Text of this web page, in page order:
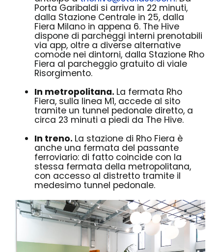
Porta Garibaldi si arriva in 22 minuti,
dalla Stazione Centrale in 25, dalla
Fiera Milano in appena 6. The Hive
dispone di parcheggi interni prenotabili
via app, oltre a diverse alternative
comode nei dintorni, dalla Stazione Rho
Fiera al parcheggio gratuito di viale
Risorgimento.
In metropolitana. La fermata Rho
Fiera, sulla linea M1, accede al sito
tramite un tunnel pedonale diretto, a
circa 23 minuti a piedi da The Hive.
In treno. La stazione di Rho Fiera è
anche una fermata del passante
ferroviario: di fatto coincide con la
stessa fermata della metropolitana,
con accesso al distretto tramite il
medesimo tunnel pedonale.